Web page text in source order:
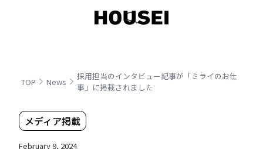
TOP News
採用担当のインタビュー記事が「ミライのお仕
事」に掲載されました
メディア掲載
February 9, 2024